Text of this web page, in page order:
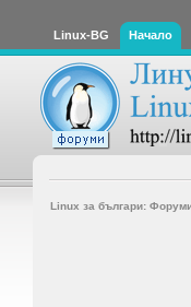
Linux-BG Начало
Linux за българи: